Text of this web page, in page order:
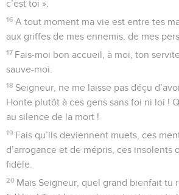
recueil de David.
2 J’ai recours à toi, Seigneur ; ne me
Au nom de ta loyauté, mets-moi en lieu
3
Tends vers moi une oreille attentive et
délivrer. Sois pour moi un rocher fortifié,
trouve le salut.
4 Oui, tu es bien mon rocher fortifié. Par
sois mon guide et mon berger.
5 Fais-moi échapper au piège qu’on m’a
qui es ma sécurité.
6 Je me remets entre tes mains,
en charge, Dieu fidèle.